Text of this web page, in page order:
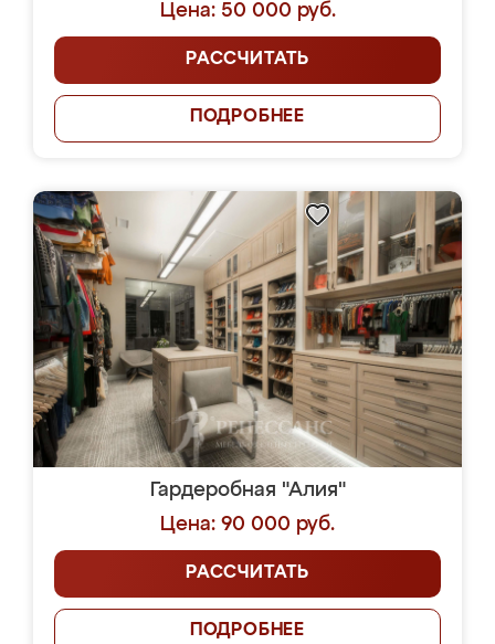
Цена: 50 000 руб.
РАССЧИТАТЬ
ПОДРОБНЕЕ
Гардеробная "Алия"
Цена: 90 000 руб.
РАССЧИТАТЬ
ПОДРОБНЕЕ